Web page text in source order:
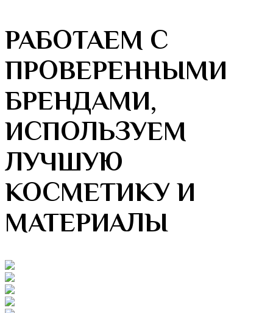
РАБОТАЕМ С
ПРОВЕРЕННЫМИ
БРЕНДАМИ,
ИСПОЛЬЗУЕМ
ЛУЧШУЮ
КОСМЕТИКУ И
МАТЕРИАЛЫ